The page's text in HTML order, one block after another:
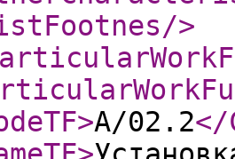
/>
>A/02.2</